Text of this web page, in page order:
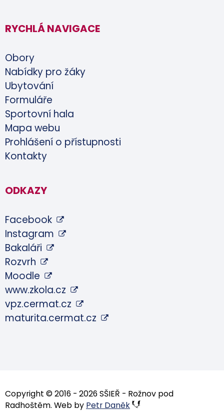
RYCHLÁ NAVIGACE
Obory
Nabídky pro žáky
Ubytování
Formuláře
Sportovní hala
Mapa webu
Prohlášení o přístupnosti
Kontakty
ODKAZY
Facebook
Instagram
Bakaláři
Rozvrh
Moodle
www.zkola.cz
vpz.cermat.cz
maturita.cermat.cz
Copyright © 2016 - 2026 SŠIEŘ - Rožnov pod
Radhoštěm. Web by Petr Daněk